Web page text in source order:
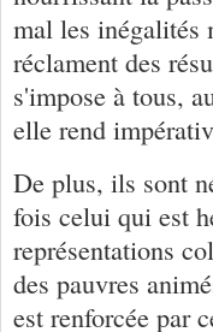
mal les inégalités
réclament des
s'impose à tous,
elle rend
De plus, ils sont
fois celui qui est
représentations
des pauvres
est renforcée par